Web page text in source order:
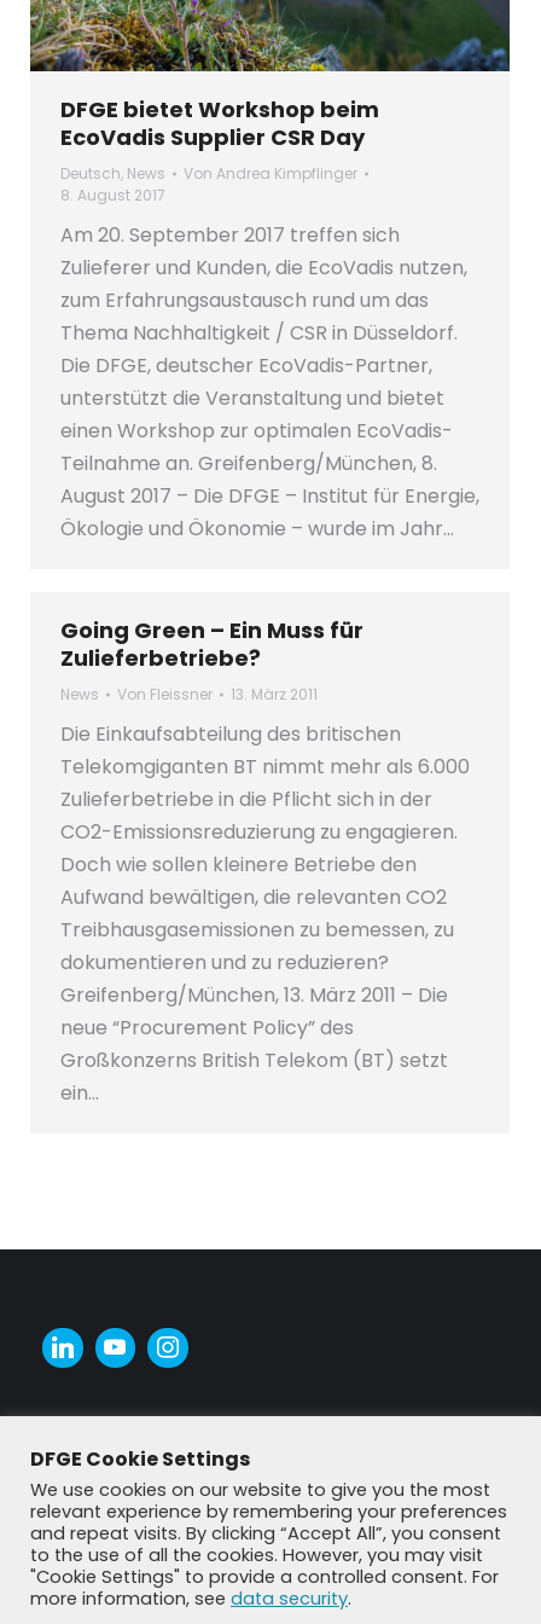
DFGE bietet Workshop beim
EcoVadis Supplier CSR Day
Deutsch, News Von Andrea Kimpflinger
8. August 2017
Am 20. September 2017 treffen sich
Zulieferer und Kunden, die EcoVadis nutzen,
zum Erfahrungsaustausch rund um das
Thema Nachhaltigkeit / CSR in Düsseldorf.
Die DFGE, deutscher EcoVadis-Partner,
unterstützt die Veranstaltung und bietet
einen Workshop zur optimalen EcoVadis-
Teilnahme an. Greifenberg/München, 8.
August 2017 – Die DFGE – Institut für Energie,
Ökologie und Ökonomie – wurde im Jahr…
Going Green – Ein Muss für
Zulieferbetriebe?
News Von Fleissner 13. März 2011
Die Einkaufsabteilung des britischen
Telekomgiganten BT nimmt mehr als 6.000
Zulieferbetriebe in die Pflicht sich in der
CO2-Emissionsreduzierung zu engagieren.
Doch wie sollen kleinere Betriebe den
Aufwand bewältigen, die relevanten CO2
Treibhausgasemissionen zu bemessen, zu
dokumentieren und zu reduzieren?
Greifenberg/München, 13. März 2011 – Die
neue “Procurement Policy” des
Großkonzerns British Telekom (BT) setzt
ein…
DFGE Cookie Settings
We use cookies on our website to give you the most
relevant experience by remembering your preferences
and repeat visits. By clicking “Accept All”, you consent
to the use of all the cookies. However, you may visit
"Cookie Settings" to provide a controlled consent. For
more information, see data security.